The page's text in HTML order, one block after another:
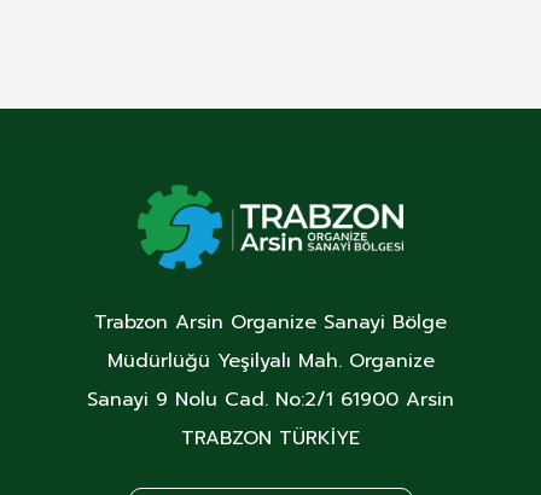
Trabzon Arsin Organize Sanayi Bölge
Müdürlüğü Yeşilyalı Mah. Organize
Sanayi 9 Nolu Cad. No:2/1 61900 Arsin
TRABZON TÜRKİYE